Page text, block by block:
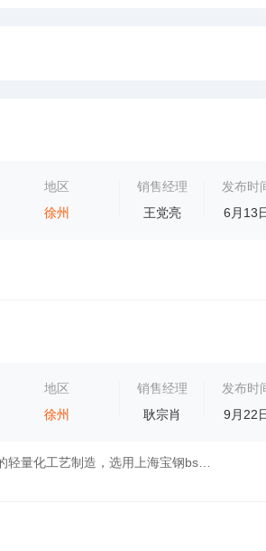
地区
徐州
销售经理
王党亮
发布时
6月13
地区
徐州
销售经理
耿宗肖
发布时
9月22